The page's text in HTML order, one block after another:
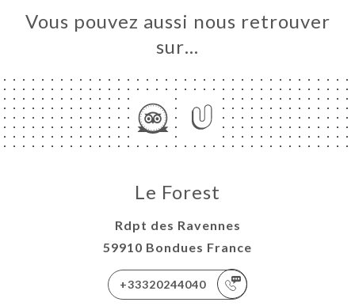
Vous pouvez aussi nous retrouver
sur…
Le Forest
Rdpt des Ravennes
59910 Bondues France
+33320244040